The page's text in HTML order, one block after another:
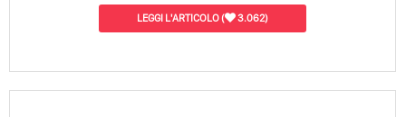
LEGGI L'ARTICOLO( 3.062)